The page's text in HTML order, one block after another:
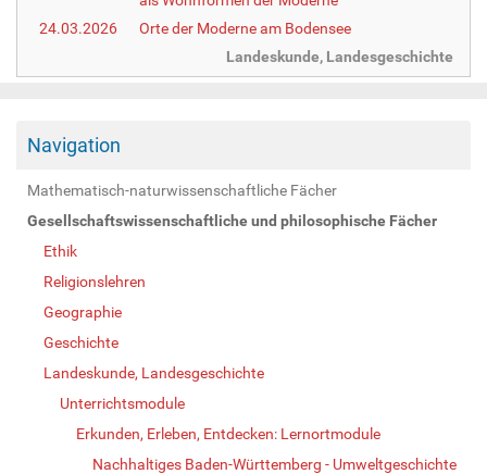
24.03.2026
Orte der Moderne am Bodensee
Landeskunde, Landesgeschichte
Navigation
Mathematisch-naturwissenschaftliche Fächer
Gesellschaftswissenschaftliche und philosophische Fächer
Ethik
Religionslehren
Geographie
Geschichte
Landeskunde, Landesgeschichte
Unterrichtsmodule
Erkunden, Erleben, Entdecken: Lernortmodule
Nachhaltiges Baden-Württemberg - Umweltgeschichte